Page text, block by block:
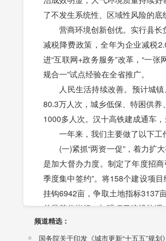
了不发生系统性、区域性风险的底
营商环境创新创优。实行县长
减税降费政策，全年为企业减税
进“互联网+政务服务”改革，“一
规合一”试点经验在全省推广。
人民生活持续改善。预计城镇
80.3万人次，城乡低保、特困供养
1000多人次。汉十高铁建成通车，
一年来，我们主要做了以下工
(一)紧抓“两资一促”，着力扩大
是加大督办力度。制定了年度招
季度集中签约”。将158个建设项
挂钩6942亩，争取土地指标3137
总量替代指标。加强项目建设协
三是加大奖惩力度。完善了招商引
部年度考核、干部选拔任用挂钩
频道精选：